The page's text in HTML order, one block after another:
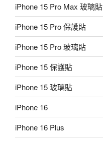
iPhone 15 Pro Max 玻璃貼
iPhone 15 Pro 保護貼
iPhone 15 Pro 玻璃貼
iPhone 15 保護貼
iPhone 15 玻璃貼
iPhone 16
iPhone 16 Plus